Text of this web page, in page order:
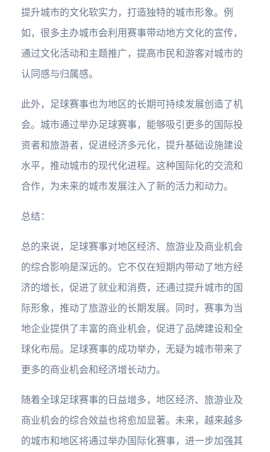
提升城市的文化软实力，打造独特的城市形象。例
如，很多主办城市会利用赛事带动地方文化的宣传，
通过文化活动和主题推广，提高市民和游客对城市的
认同感与归属感。
此外，足球赛事也为地区的长期可持续发展创造了机
会。城市通过举办足球赛事，能够吸引更多的国际投
资者和旅游者，促进经济多元化，提升基础设施建设
水平，推动城市的现代化进程。这种国际化的交流和
合作，为未来的城市发展注入了新的活力和动力。
总结：
总的来说，足球赛事对地区经济、旅游业及商业机会
的综合影响是深远的。它不仅在短期内带动了地方经
济的增长，促进了就业和消费，还通过提升城市的国
际形象，推动了旅游业的长期发展。同时，赛事为当
地企业提供了丰富的商业机会，促进了品牌建设和全
球化布局。足球赛事的成功举办，无疑为城市带来了
更多的商业机会和经济增长动力。
随着全球足球赛事的日益增多，地区经济、旅游业及
商业机会的综合效益也将愈加显著。未来，越来越多
的城市和地区将通过举办国际化赛事，进一步加强其